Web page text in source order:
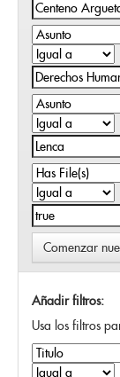
Comenzar
Añadir filtros:
Usa los filtros